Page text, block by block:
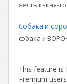
жесть какая-то
Собака и
собака и
This feature is
Premium